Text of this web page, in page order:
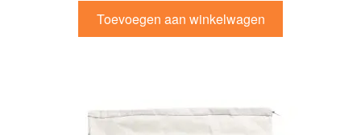
was:
€ 1.280,70.
is:
€ 1.216,67.
Toevoegen aan winkelwagen